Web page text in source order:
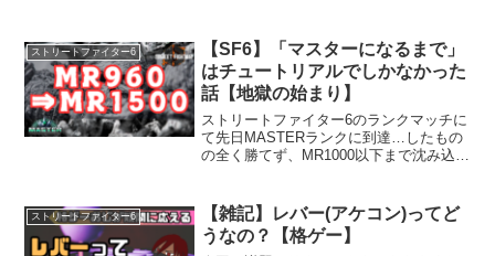
ストリートファイター6
【SF6】「マスターになるまで」
はチュートリアルでしかなかった
話【地獄の始まり】
ストリートファイター6のランクマッチに
て先日MASTERランクに到達…したもの
の全く勝てず、MR1000以下まで沈み込ん
を織り込みつつ、書いてみました。
ストリートファイター6
【雑記】レバー(アケコン)ってど
うなの？【格ゲー】